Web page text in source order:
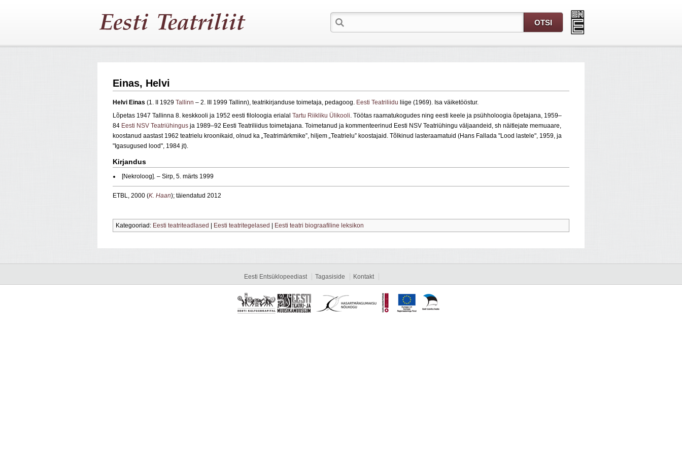
Einas, Helvi
Helvi Einas (1. II 1929 Tallinn – 2. III 1999 Tallinn), teatrikirjanduse toimetaja, pedagoog. Eesti Teatriliidu liige (1969). Isa väiketööstur.
Lõpetas 1947 Tallinna 8. keskkooli ja 1952 eesti filoloogia erialal Tartu Riikliku Ülikooli. Töötas raamatukogudes ning eesti keele ja psühholoogia õpetajana, 1959–
84 Eesti NSV Teatriühingus ja 1989–92 Eesti Teatriliidus toimetajana. Toimetanud ja kommenteerinud Eesti NSV Teatriühingu väljaandeid, sh näitlejate memuaare,
koostanud aastast 1962 teatrielu kroonikaid, olnud ka „Teatrimärkmike”, hiljem „Teatrielu” koostajaid. Tõlkinud lasteraamatuid (Hans Fallada "Lood lastele", 1959, ja
"Igasugused lood", 1984 jt).
Kirjandus
[Nekroloog]. – Sirp, 5. märts 1999
ETBL, 2000 (K. Haan); täiendatud 2012
Kategooriad: Eesti teatriteadlased Eesti teatritegelased Eesti teatri biograafiline leksikon
Eesti Entsüklopeediast Tagasiside Kontakt